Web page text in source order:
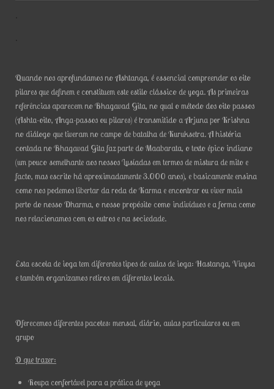
Quando nos aprofundamos no Ashtanga, é essencial compreender os oito
pilares que definem e constituem este estilo clássico de yoga. As primeiras
referências aparecem no Bhagavad Gita, no qual o método dos oito passos
(Ashta-oito, Anga-passos ou pilares) é transmitido a Arjuna por Krishna
no diálogo que tiveram no campo de batalha de Kuruksetra. A história
contada no Bhagavad Gita faz parte do Maabarata, o texto épico indiano
(um pouco semelhante aos nossos Lusíadas em termos de mistura de mito e
facto, mas escrito há aproximadamente 3.000 anos), e basicamente ensina
como nos podemos libertar da roda do Karma e encontrar ou viver mais
perto do nosso Dharma, o nosso propósito como indivíduos e a forma como
nos relacionamos com os outros e na sociedade.
Esta escola de ioga tem diferentes tipos de aulas de ioga: Hastanga, Vivysa
e também organizamos retiros em diferentes locais.
Oferecemos diferentes pacotes: mensal, diário, aulas particulares ou em
grupo
O que trazer:
Roupa confortável para a prática de yoga